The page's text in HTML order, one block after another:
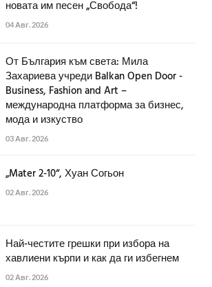
новата им песен „Свобода“!
04 Авг. 2026
От България към света: Мила
Захариева учреди Balkan Open Door -
Business, Fashion and Art –
международна платформа за бизнес,
мода и изкуство
03 Авг. 2026
„Mater 2-10“, Хуан Согьон
02 Авг. 2026
Най-честите грешки при избора на
хавлиени кърпи и как да ги избегнем
02 Авг. 2026